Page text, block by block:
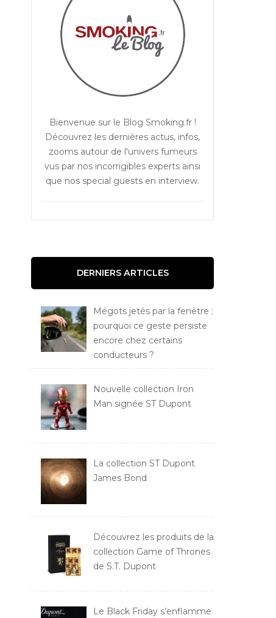
Bienvenue sur le Blog Smoking.fr !
Découvrez les dernières actus, infos,
zooms autour de l'univers fumeurs
vus par nos incorrigibles experts ainsi
que nos special guests en interview.
DERNIERS ARTICLES
Mégots jetés par la fenêtre :
pourquoi ce geste persiste
encore chez certains
conducteurs ?
Nouvelle collection Iron
Man signée ST Dupont
La collection ST Dupont
James Bond
Découvrez les produits de la
collection Game of Thrones
de S.T. Dupont
Le Black Friday s’enflamme